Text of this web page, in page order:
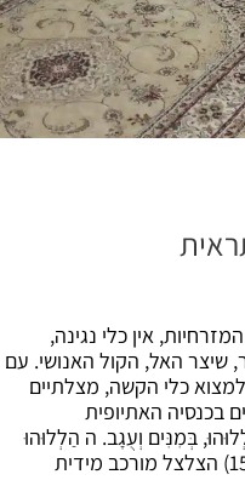
אין כלי נגינה,
האל, הקול האנושי. עם
כלי הקשה, מצלתיים
האתיופית
בְּמִנִּים וְעֻגָב. ה הַלְלוּהוּ
שָׁמַע" נאמר בתהילים ק"נ (150) הצלצל מורכב מידית